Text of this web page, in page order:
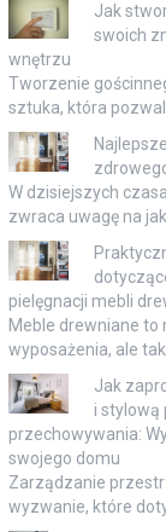
Jak
swoich
wnętrzu
Tworzenie
sztuka, która
W dzisiejszych
zwraca uwagę na
pielęgnacji mebli
Meble drewniane to
wyposażenia, ale
Jak
i stylową
przechowywania:
swojego domu
Zarządzanie
wyzwanie, które